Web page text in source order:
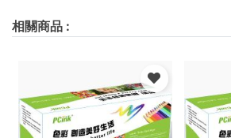
相關商品 :